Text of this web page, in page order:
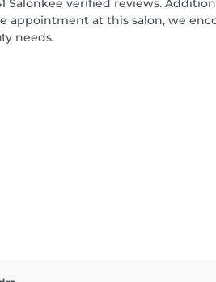
Salonkee verified reviews.
appointment at this salon, we
needs.